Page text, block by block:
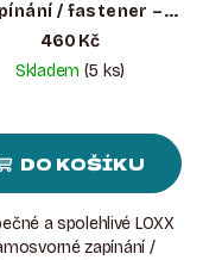
/ fastener –
set (do 4,8
mm) Staromosaz
460 Kč
Skladem (5 ks)
DO KOŠÍKU
a spolehlivé LOXX
zapínání /